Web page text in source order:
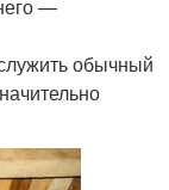
—
обычный